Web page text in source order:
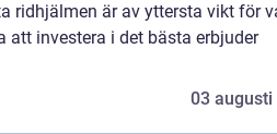
ridhjälmen är av yttersta vikt för
att investera i det bästa erbjuder
03 augusti